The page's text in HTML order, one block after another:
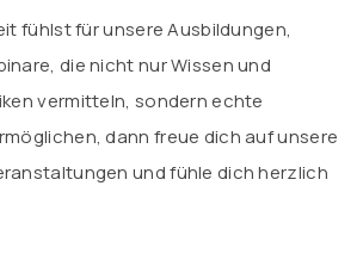
fühlst für unsere Ausbildungen,
die nicht nur Wissen und
vermitteln, sondern echte
dann freue dich auf unsere
und fühle dich herzlich